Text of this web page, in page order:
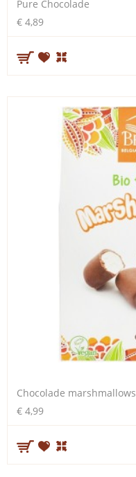
Pure Chocolade
€ 4,89
Chocolade marshmallows
€ 4,99